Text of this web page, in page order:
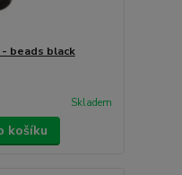
- beads black
Skladem
košíku